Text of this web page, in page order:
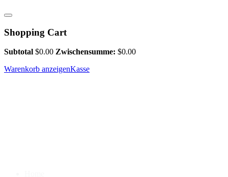
Shopping Cart
Subtotal $0.00 Zwischensumme: $0.00
Warenkorb anzeigenKasse